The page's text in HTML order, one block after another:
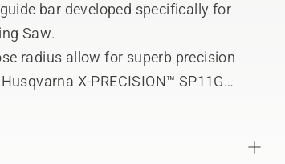
bar developed specifically for
Saw.
radius allow for superb precision
X-PRECISION™ SP11G